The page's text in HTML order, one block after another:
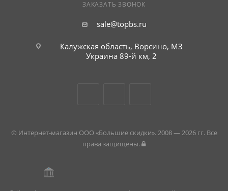
ЗАКАЗАТЬ ЗВОНОК
sale@topbs.ru
Калужская область, Ворсино, М3
Украина 89-й км, 2
© Интернет-магазин ООО «Большие скидки». 2008 — 2026 гг. Все
права защищены.